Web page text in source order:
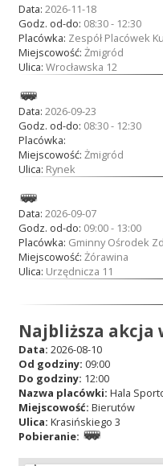
Data: 2026-11-18
Godz. od-do: 08:30 - 12:30
Placówka: Zespół Placówek
Miejscowość: Żmigród
Ulica: Wrocławska 12
Data: 2026-09-23
Godz. od-do: 08:30 - 12:30
Placówka:
Miejscowość: Żmigród
Ulica: Rynek
Data: 2026-09-07
Godz. od-do: 09:00 - 13:00
Placówka: Gminny Ośrodek
Miejscowość: Żórawina
Ulica: Urzędnicza 11
Najbliższa akcja
Data: 2026-08-10
Od godziny: 09:00
Do godziny: 12:00
Nazwa placówki: Hala
Miejscowość: Bierutów
Ulica: Krasińskiego 3
Pobieranie: